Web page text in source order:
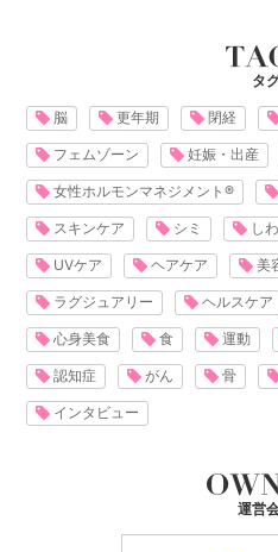
タ
脳 更年期 閉経
フェムゾーン 妊娠・出産
女性ホルモンマネジメント®
スキンケア シミ しわ
UVケア ヘアケア 美
ラグジュアリー ヘルスケア
心身美食 食 運動
認知症 がん 骨
インタビュー
運営